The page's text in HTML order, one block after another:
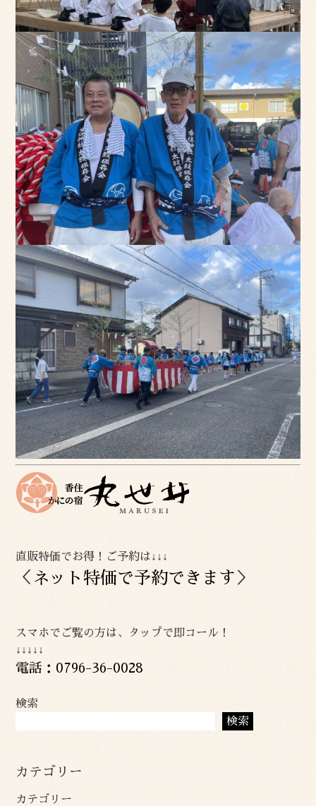
直販特価でお得！ご予約は↓↓↓
＜ ネット特価で予約できます ＞
スマホでご覧の方は、タップで即コール！
↓↓↓↓↓
電話：0796-36-0028
検索
検索
カテゴリー
カテゴリー